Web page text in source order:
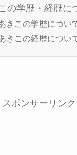
の学歴・経歴に
きこの学歴につい
きこの経歴につい
スポンサーリンク